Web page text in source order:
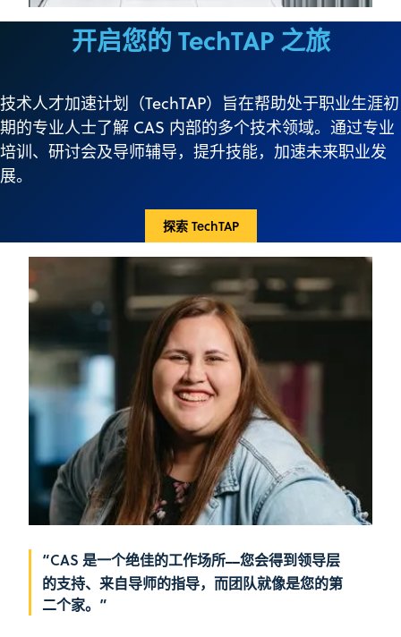
开启您的 TechTAP 之旅
技术人才加速计划（TechTAP）旨在帮助处于职业生涯初
期的专业人士了解 CAS 内部的多个技术领域。通过专业
培训、研讨会及导师辅导，提升技能，加速未来职业发
展。
探索 TechTAP
“CAS 是一个绝佳的工作场所——您会得到领导层
的支持、来自导师的指导，而团队就像是您的第
二个家。”